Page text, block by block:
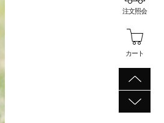
注文照会
カート